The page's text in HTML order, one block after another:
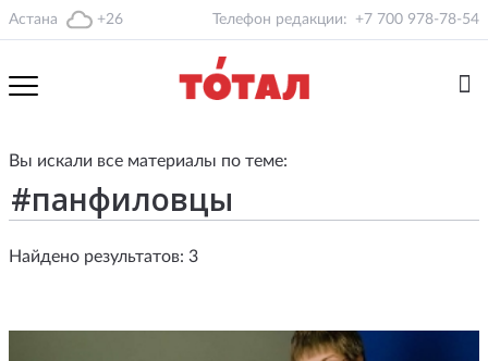
Астана +26 Телефон редакции: +7 700 978-78-54
Вы искали все материалы по теме:
Найдено результатов: 3